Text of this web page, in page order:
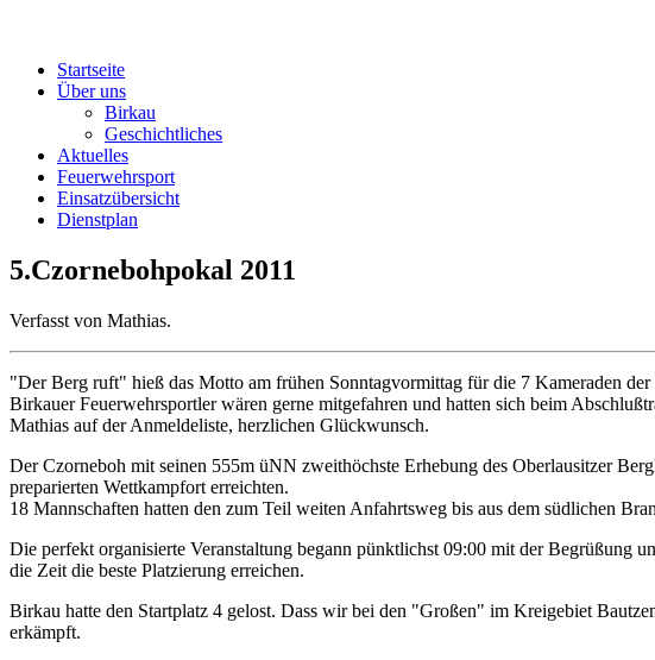
Startseite
Über uns
Birkau
Geschichtliches
Aktuelles
Feuerwehrsport
Einsatzübersicht
Dienstplan
5.Czornebohpokal 2011
Verfasst von Mathias.
"Der Berg ruft" hieß das Motto am frühen Sonntagvormittag für die 7 Kameraden
Birkauer Feuerwehrsportler wären gerne mitgefahren und hatten sich beim
Mathias auf der Anmeldeliste, herzlichen Glückwunsch.
Der Czorneboh mit seinen 555m üNN zweithöchste Erhebung des Oberlausitzer
preparierten Wettkampfort erreichten.
18 Mannschaften hatten den zum Teil weiten Anfahrtsweg bis aus dem südlichen
Die perfekt organisierte Veranstaltung begann pünktlichst 09:00 mit der Begrüßung
die Zeit die beste Platzierung erreichen.
Birkau hatte den Startplatz 4 gelost. Dass wir bei den "Großen" im Kreigebiet
erkämpft.